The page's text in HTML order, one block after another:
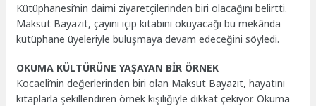
Kütüphanesi’nin daimi ziyaretçilerinden biri olacağını belirtti.
Maksut Bayazıt, çayını içip kitabını okuyacağı bu mekânda
kütüphane üyeleriyle buluşmaya devam edeceğini söyledi.
OKUMA KÜLTÜRÜNE YAŞAYAN BİR ÖRNEK
Kocaeli’nin değerlerinden biri olan Maksut Bayazıt, hayatını
kitaplarla şekillendiren örnek kişiliğiyle dikkat çekiyor. Okuma